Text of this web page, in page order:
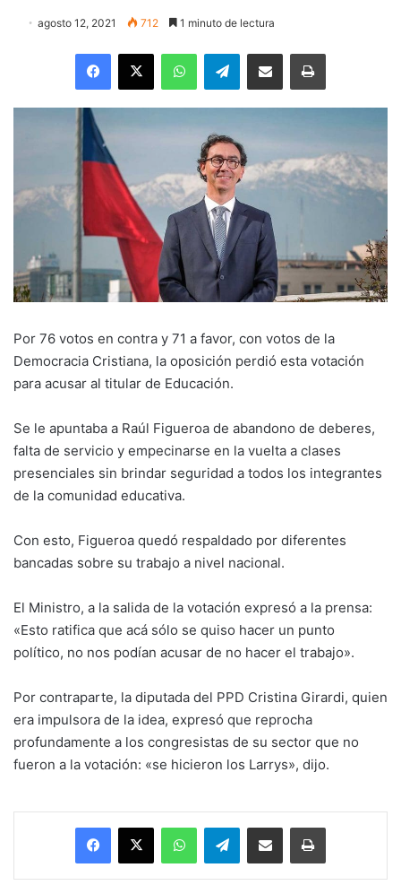
agosto 12, 2021 712 1 minuto de lectura
Facebook
X WhatsAppTelegramEnviar vía email Imprimir
Por 76 votos en contra y 71 a favor, con votos de la
Democracia Cristiana, la oposición perdió esta votación
para acusar al titular de Educación.
Se le apuntaba a Raúl Figueroa de abandono de deberes,
falta de servicio y empecinarse en la vuelta a clases
presenciales sin brindar seguridad a todos los integrantes
de la comunidad educativa.
Con esto, Figueroa quedó respaldado por diferentes
bancadas sobre su trabajo a nivel nacional.
El Ministro, a la salida de la votación expresó a la prensa:
«Esto ratifica que acá sólo se quiso hacer un punto
político, no nos podían acusar de no hacer el trabajo».
Por contraparte, la diputada del PPD Cristina Girardi, quien
era impulsora de la idea, expresó que reprocha
profundamente a los congresistas de su sector que no
fueron a la votación: «se hicieron los Larrys», dijo.
Facebook
X WhatsAppTelegramEnviar vía email Imprimir